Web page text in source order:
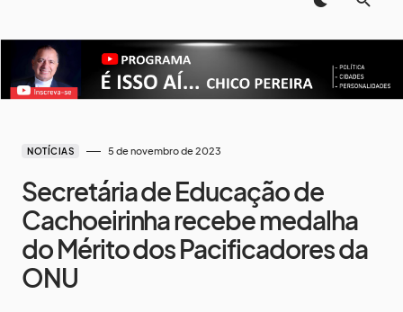
NOTÍCIAS 5 de novembro de 2023
Secretária de Educação de
Cachoeirinha recebe medalha
do Mérito dos Pacificadores da
ONU